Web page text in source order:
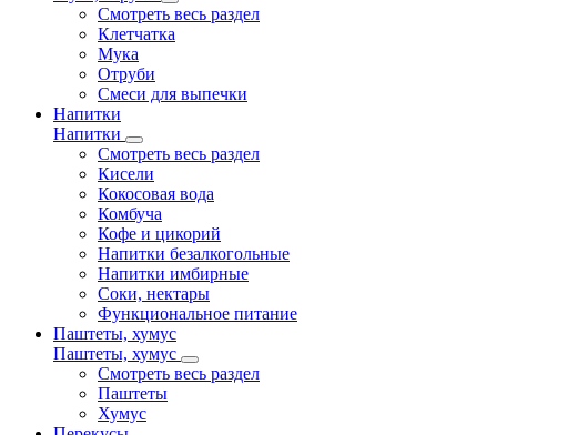
Смотреть весь раздел
Клетчатка
Мука
Отруби
Смеси для выпечки
Напитки
Напитки
Смотреть весь раздел
Кисели
Кокосовая вода
Комбуча
Кофе и цикорий
Напитки безалкогольные
Напитки имбирные
Соки, нектары
Функциональное питание
Паштеты, хумус
Паштеты, хумус
Смотреть весь раздел
Паштеты
Хумус